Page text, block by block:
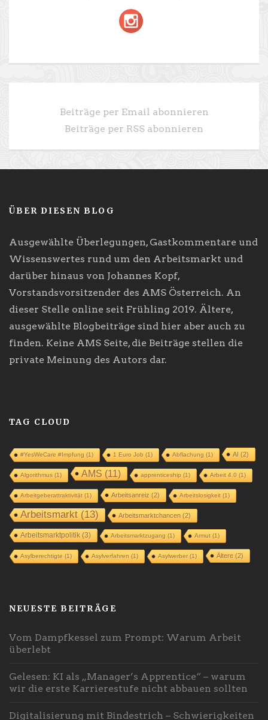
Beiträge per Email abonnieren
Beiträge per RSS abonnieren
ÜBER DIESEN BLOG
Ausgewählte Überlegungen, Gastkommentare und
Wissenswertes rund um den Arbeitsmarkt und
darüber hinaus von Johannes Kopf,
Vorstandsvorsitzender des AMS Österreich. An
dieser Stelle online seit Frühling 2019. Ältere,
ausgewählte Blogbeiträge sind hier aber auch zu
finden. Keine AMS Seite, die Beiträge stellen die
private Meinung des Autors dar.
TAG CLOUD
#YesWeCare #Impfung (1) 1 Euro Job (1) Abflachung (1) AI (2)
Algorithmus (1) AMS (11) apprenticeship (1) Arbeit 4.0 (1)
Arbeitgeberattraktivität(1) Arbeitsanreiz (2) Arbeitslosigkeit(1)
Arbeitsmarkt(13) Arbeitsmarktchancen (2)
Arbeitsmarktpolitik(3) Arbeitsmarktzugang (1) Armut(1)
Asylberechtigte (1) Asylverfahren (1) Asylwerber(1) Ältere(2)
NEUESTE BEITRÄGE
Vom Dampfkessel zum Prompt: Warum Arbeit
überlebt
Gelesen: KI als „Manager’s Apprentice“ – warum
wir die erste Karrierestufe nicht abbauen sollten
Digitalisierung mit Bindestrich – Schwierigkeiten